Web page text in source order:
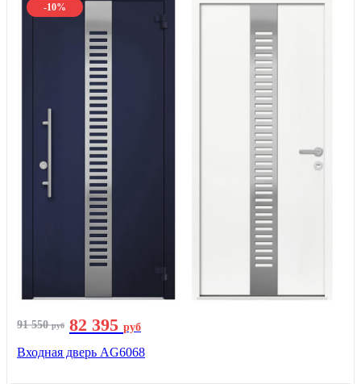
-10%
91 550руб 82 395 руб
Входная дверь AG6068